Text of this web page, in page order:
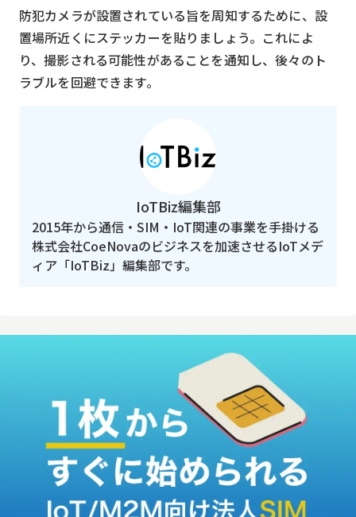
防犯カメラが設置されている旨を周知するために、設
置場所近くにステッカーを貼りましょう。これによ
り、撮影される可能性があることを通知し、後々のト
ラブルを回避できます。
IoTBiz編集部
2015年から通信・SIM・IoT関連の事業を手掛ける
株式会社CoeNovaのビジネスを加速させるIoTメデ
ィア「IoTBiz」編集部です。